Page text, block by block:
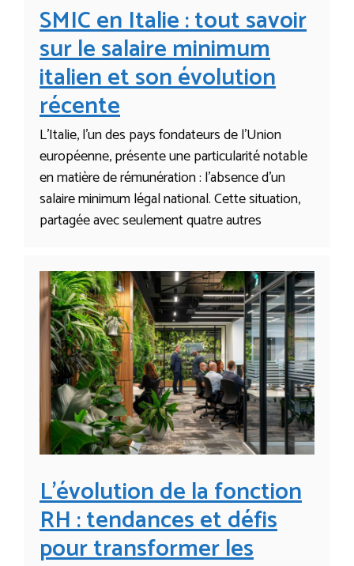
SMIC en Italie : tout savoir
sur le salaire minimum
italien et son évolution
récente
L’Italie, l’un des pays fondateurs de l’Union
européenne, présente une particularité notable
en matière de rémunération : l’absence d’un
salaire minimum légal national. Cette situation,
partagée avec seulement quatre autres
L’évolution de la fonction
RH : tendances et défis
pour transformer les